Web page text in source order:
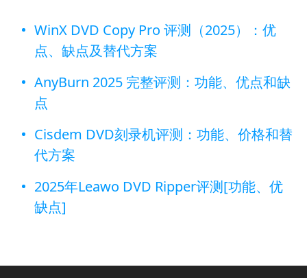
WinX DVD Copy Pro 评测（2025）：优
点、缺点及替代方案
AnyBurn 2025 完整评测：功能、优点和缺
点
Cisdem DVD刻录机评测：功能、价格和替
代方案
2025年Leawo DVD Ripper评测[功能、优
缺点]